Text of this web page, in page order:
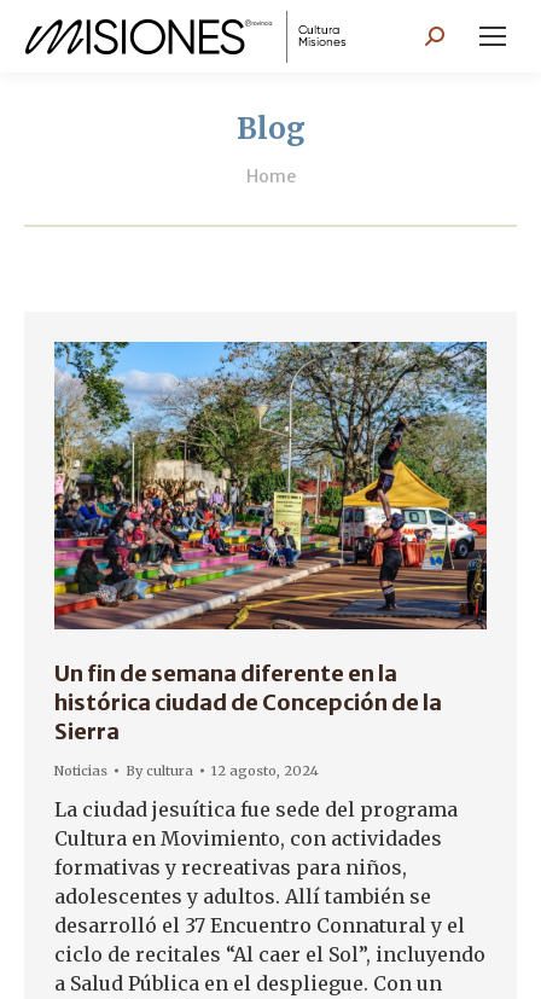
Search:
Blog
You are here:
Home
Un fin de semana diferente en la
histórica ciudad de Concepción de la
Sierra
Noticias Bycultura 12 agosto, 2024
La ciudad jesuítica fue sede del programa
Cultura en Movimiento, con actividades
formativas y recreativas para niños,
adolescentes y adultos. Allí también se
desarrolló el 37 Encuentro Connatural y el
ciclo de recitales “Al caer el Sol”, incluyendo
a Salud Pública en el despliegue. Con un